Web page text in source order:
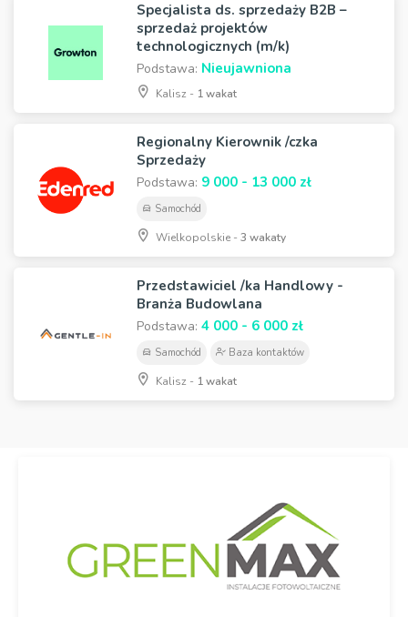
Specjalista ds. sprzedaży B2B –
sprzedaż projektów
technologicznych (m/k)
Podstawa: Nieujawniona
Kalisz - 1 wakat
Regionalny Kierownik /czka
Sprzedaży
Podstawa: 9 000 - 13 000 zł
Samochód
Wielkopolskie -3 wakaty
Przedstawiciel /ka Handlowy -
Branża Budowlana
Podstawa: 4 000 - 6 000 zł
Samochód Baza kontaktów
Kalisz - 1 wakat